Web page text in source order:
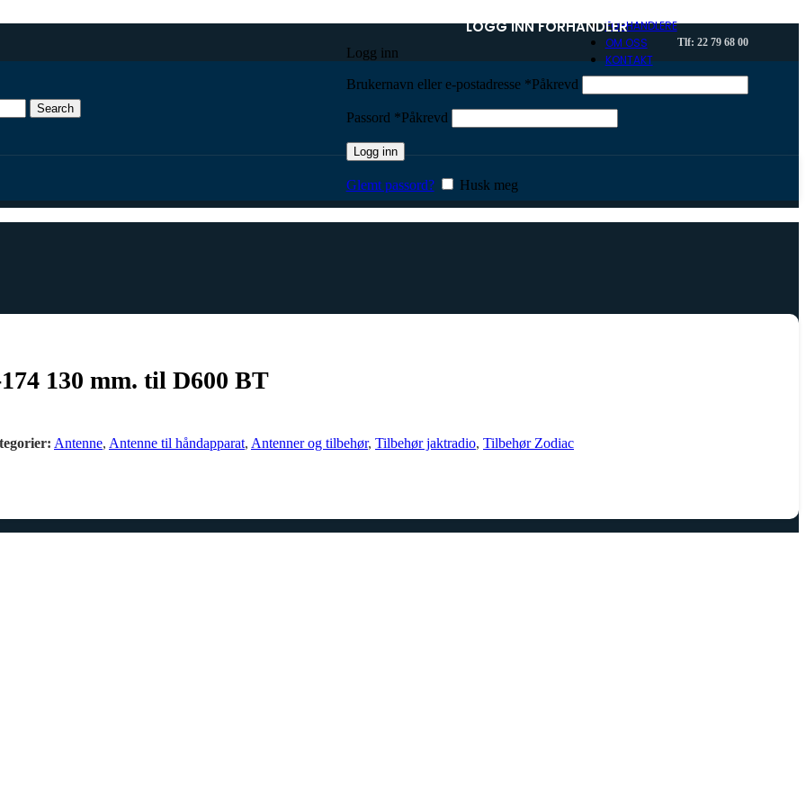
FORHANDLERE
OM OSS
KONTAKT
Tlf: 22 79 68 00
Search
LOGG INN FORHANDLER
Logg inn
Brukernavn eller e-postadresse *Påkrevd
Passord *Påkrevd
Logg inn
Glemt passord? Husk meg
130 mm. til D600 BT
Antenne, Antenne til håndapparat, Antenner og tilbehør, Tilbehør jaktradio, Tilbehør Zodiac